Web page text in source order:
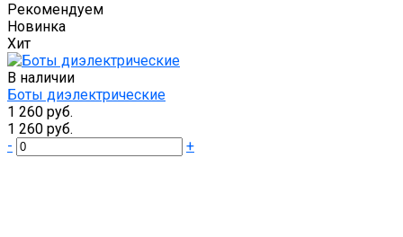
Рекомендуем
Новинка
Хит
В наличии
Боты диэлектрические
1 260 руб.
1 260 руб.
-
+